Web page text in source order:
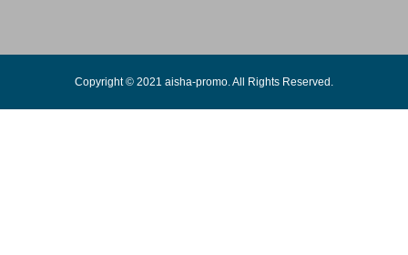
Copyright © 2021 aisha-promo. All Rights Reserved.